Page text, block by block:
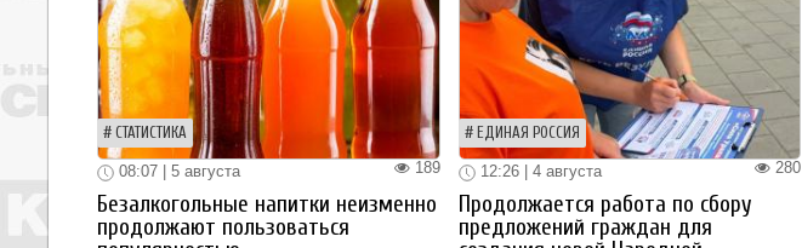
СТАТИСТИКА
189
08:07 | 5 августа
Безалкогольные напитки неизменно
продолжают пользоваться
ЕДИНАЯ РОССИЯ
280
12:26 | 4 августа
Продолжается работа по сбору
предложений граждан для